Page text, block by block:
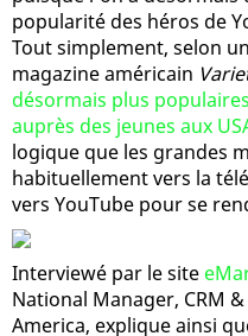
popularité des héros de
Tout simplement, selon
magazine américain
désormais plus
auprès des jeunes aux
logique que les grandes
habituellement vers la
vers YouTube pour se
Interviewé par le site
National Manager, CRM
America, explique ainsi